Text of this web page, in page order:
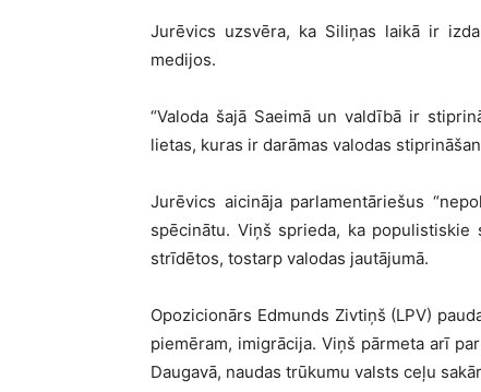
Jurēvics uzsvēra, ka Siliņas laikā ir
medijos.
“Valoda šajā Saeimā un valdībā ir
lietas, kuras ir darāmas valodas
Jurēvics aicināja parlamentāriešus
spēcinātu. Viņš sprieda, ka
strīdētos, tostarp valodas jautājumā.
Opozicionārs Edmunds Zivtiņš (LPV)
piemēram, imigrācija. Viņš pārmeta arī
Daugavā, naudas trūkumu valsts ceļu